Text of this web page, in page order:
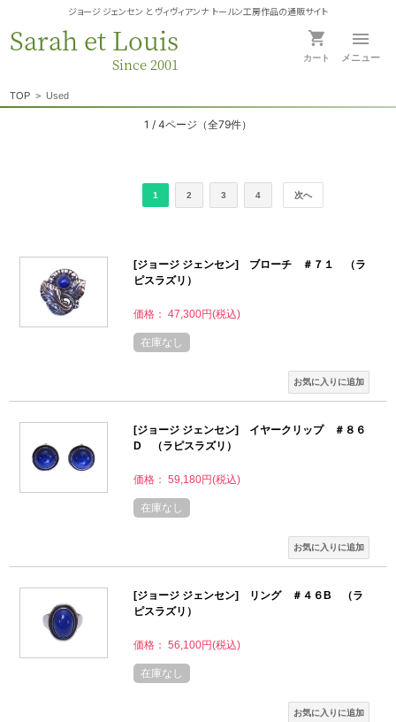
ジョージ ジェンセン と ヴィヴィアンナ トールン工房作品の通販サイト
Sarah et Louis
Since 2001 カート メニュー
TOP > Used
1 / 4ページ （全79件）
1 2 3 4 次へ
[ジョージ ジェンセン] ブローチ ＃７１ （ラ
ピスラズリ）
価格： 47,300円(税込)
在庫なし
[ジョージ ジェンセン] イヤークリップ ＃８６
D （ラピスラズリ）
価格： 59,180円(税込)
在庫なし
[ジョージ ジェンセン] リング ＃４６B （ラ
ピスラズリ）
価格： 56,100円(税込)
在庫なし